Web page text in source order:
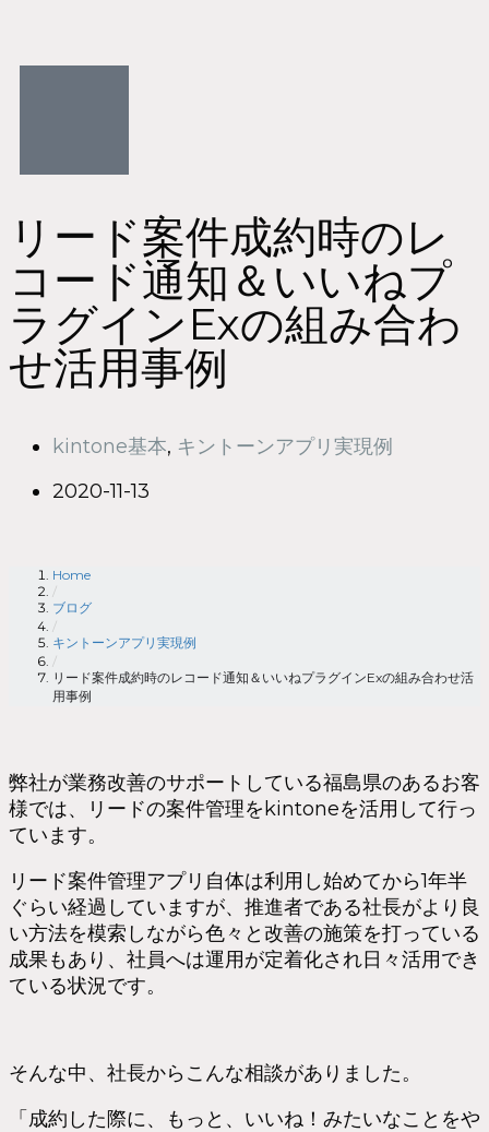
リード案件成約時のレ
コード通知＆いいねプ
ラグインExの組み合わ
せ活用事例
kintone基本, キントーンアプリ実現例
2020-11-13
Home
/
ブログ
/
キントーンアプリ実現例
/
リード案件成約時のレコード通知＆いいねプラグインExの組み合わせ活
用事例
弊社が業務改善のサポートしている福島県のあるお客
様では、リードの案件管理をkintoneを活用して行っ
ています。
リード案件管理アプリ自体は利用し始めてから1年半
ぐらい経過していますが、推進者である社長がより良
い方法を模索しながら色々と改善の施策を打っている
成果もあり、社員へは運用が定着化され日々活用でき
ている状況です。
そんな中、社長からこんな相談がありました。
「成約した際に、もっと、いいね！みたいなことをや